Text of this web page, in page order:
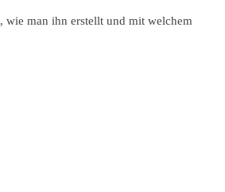
wie man ihn erstellt und mit welchem